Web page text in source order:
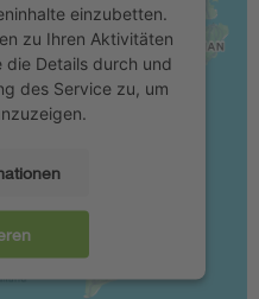
einzubetten.
zu Ihren Aktivitäten
die Details durch und
des Service zu, um